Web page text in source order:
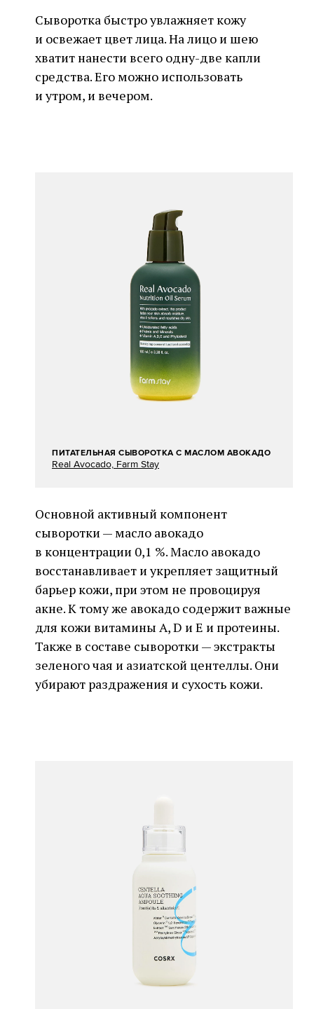
Сыворотка быстро увлажняет кожу
и освежает цвет лица. На лицо и шею
хватит нанести всего одну-две капли
средства. Его можно использовать
и утром, и вечером.
ПИТАТЕЛЬНАЯ СЫВОРОТКА С МАСЛОМ АВОКАДО
Real Avocado, Farm Stay
Основной активный компонент
сыворотки — масло авокадо
в концентрации 0,1 %. Масло авокадо
восстанавливает и укрепляет защитный
барьер кожи, при этом не провоцируя
акне. К тому же авокадо содержит важные
для кожи витамины А, D и Е и протеины.
Также в составе сыворотки — экстракты
зеленого чая и азиатской центеллы. Они
убирают раздражения и сухость кожи.